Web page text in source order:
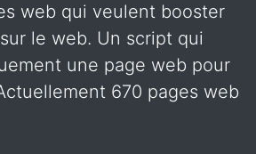
web qui veulent booster
le web. Un script qui
une page web pour
670 pages web